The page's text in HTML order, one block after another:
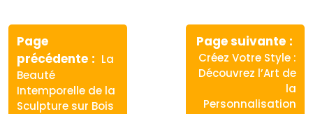
Navigation
de
l’article
Page
précédente
Article
:
La
Beauté
Intemporelle de la
Sculpture sur Bois
Page suivante
Article
suivant
Créez Votre Style :
Découvrez l’Art de
la
Personnalisation